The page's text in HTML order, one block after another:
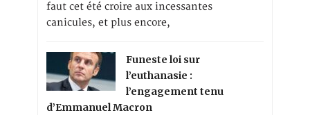
faut cet été croire aux incessantes
canicules, et plus encore,
Funeste loi sur
l’euthanasie :
l’engagement tenu
d’Emmanuel Macron